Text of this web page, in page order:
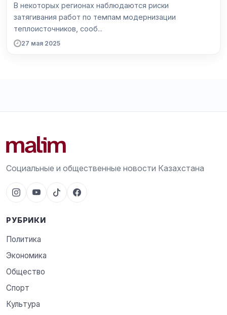
В некоторых регионах наблюдаются риски
затягивания работ по темпам модернизации
теплоисточников, сооб...
27 мая 2025
Социальные и общественные новости Казахстана
РУБРИКИ
Политика
Экономика
Общество
Спорт
Культура